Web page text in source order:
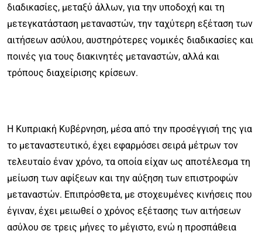
διαδικασίες, μεταξύ άλλων, για την υποδοχή και τη
μετεγκατάσταση μεταναστών, την ταχύτερη εξέταση των
αιτήσεων ασύλου, αυστηρότερες νομικές διαδικασίες και
ποινές για τους διακινητές μεταναστών, αλλά και
τρόπους διαχείρισης κρίσεων.
Η Κυπριακή Κυβέρνηση, μέσα από την προσέγγισή της για
το μεταναστευτικό, έχει εφαρμόσει σειρά μέτρων τον
τελευταίο έναν χρόνο, τα οποία είχαν ως αποτέλεσμα τη
μείωση των αφίξεων και την αύξηση των επιστροφών
μεταναστών. Επιπρόσθετα, με στοχευμένες κινήσεις που
έγιναν, έχει μειωθεί ο χρόνος εξέτασης των αιτήσεων
ασύλου σε τρεις μήνες το μέγιστο, ενώ η προσπάθεια